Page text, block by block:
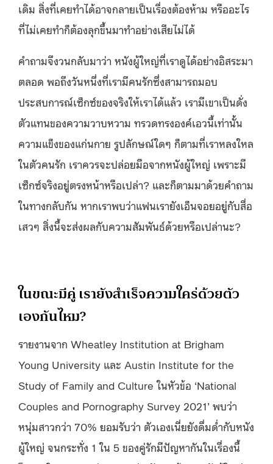
เดิม สิ่งที่เคยทำได้อาจกลายเป็นเรื่องต้องห้าม หรืออะไร
ที่ไม่เคยทำก็ต้องลุกขึ้นมาทำอย่างเสียไม่ได้
คำถามจึงวนกลับมาว่า หนังผู้ใหญ่ที่เราดูได้อย่างอิสระมา
ตลอด พอถึงวันหนึ่งที่เรามีคนรักซึ่งสามารถมอบ
ประสบการณ์เซ็กซ์ของจริงให้เราได้แล้ว เรามีเขาเป็นดั่ง
ตัวแทนของความวาบหวาม ทรวดทรงองค์เอวนี้เท่านั้น
ความแข็งของแก่นกาย รูปลักษณ์ใดๆ ก็ตามที่เราหลงใหล
ในตัวคนรัก เราควรจะปล่อยมือจากหนังผู้ใหญ่ เพราะมี
เซ็กซ์จริงอยู่ตรงหน้าหรือเปล่า? และก็ตามมาด้วยคำถาม
ในทางกลับกัน หากเราพบว่าแฟนเรายังเอ็นจอยอยู่กับสื่อ
เสวๆ สิ่งนี้จะส่งผลกับความสัมพันธ์ด้วยหรือเปล่านะ?
ในขณะมีคู่ เรายังสำเร็จความใคร่ด้วยตัว
เองกันไหม?
รายงานจาก Wheatley Institution at Brigham
Young University และ Austin Institute for the
Study of Family and Culture ในหัวข้อ ‘National
Couples and Pornography Survey 2021’ พบว่า
หนุ่มสาวกว่า 70% ยอมรับว่า ตัวเองเนี่ยยังดื่มด่ำกับหนัง
ผู้ใหญ่ จนกระทั่ง 1 ใน 5 ของคู่รักมีปัญหากันในเรื่องนี้